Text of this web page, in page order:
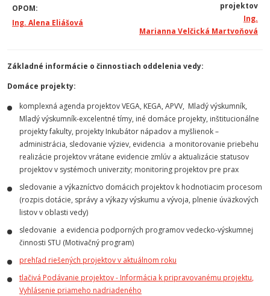
OPOM:
Ing. Alena Eliášová
projektov
Ing.
Marianna Velčická Martvoňová
Základné informácie o činnostiach oddelenia vedy:
Domáce projekty:
komplexná agenda projektov VEGA, KEGA, APVV, Mladý výskumník,
Mladý výskumník-excelentné tímy, iné domáce projekty, inštitucionálne
projekty fakulty, projekty Inkubátor nápadov a myšlienok–
administrácia, sledovanie výziev, evidencia a monitorovanie priebehu
realizácie projektov vrátane evidencie zmlúv a aktualizácie statusov
projektov v systémoch univerzity; monitoring projektov pre prax
sledovanie a výkazníctvo domácich projektov k hodnotiacim procesom
(rozpis dotácie, správy a výkazy výskumu a vývoja, plnenie úväzkových
listov v oblasti vedy)
sledovanie a evidencia podporných programov vedecko-výskumnej
činnosti STU (Motivačný program)
prehľad riešených projektov v aktuálnom roku
tlačivá Podávanie projektov - Informácia k pripravovanému projektu,
Vyhlásenie priameho nadriadeného